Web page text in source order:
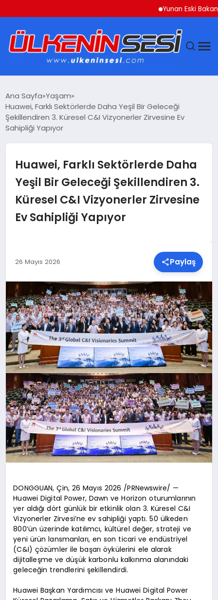
Yunan Eski Bakan
EKONOMI
MAGAZIN
SAĞLIK
SIYASET
TEKNOLOJI
YAŞAM
MALATYA HABERLERI
Ana Sayfa Yaşam
Huawei, Farklı Sektörlerde Daha Yeşil Bir Geleceği
Şekillendiren 3. Küresel C&I Vizyonerler Zirvesine Ev
Sahipliği Yapıyor
Huawei, Farklı Sektörlerde Daha
Yeşil Bir Geleceği Şekillendiren 3.
Küresel C&I Vizyonerler Zirvesine
Ev Sahipliği Yapıyor
26 Mayıs 2026 Paylaş
DONGGUAN, Çin, 26 Mayıs 2026 /PRNewswire/ —
Huawei Digital Power, Dawn ve Horizon oturumlarının
yer aldığı dört günlük bir etkinlik olan 3. Küresel C&I
Vizyonerler Zirvesi’ne ev sahipliği yaptı. 50 ülkeden
800’ün üzerinde katılımcı, kültürel değer, strateji ve
yeni ürün lansmanları, en son ticari ve endüstriyel
(C&I) çözümler ile başarı öykülerini ele alarak
dijitalleşme ve düşük karbonlu kalkınma alanındaki
geleceğin trendlerini şekillendirdi.
Huawei Başkan Yardımcısı ve Huawei Digital Power